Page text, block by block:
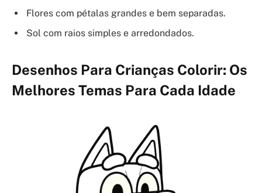
Flores com pétalas grandes e bem separadas.
Sol com raios simples e arredondados.
Desenhos Para Crianças Colorir: Os
Melhores Temas Para Cada Idade